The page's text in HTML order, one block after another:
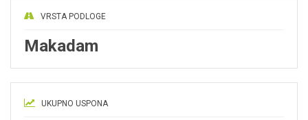
VRSTA PODLOGE
Makadam
UKUPNO USPONA